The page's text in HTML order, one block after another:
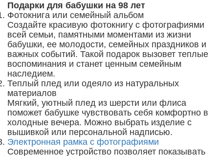
Подарки для бабушки на 98 лет
Фотокнига или семейный альбом
Создайте красивую фотокнигу с фотографиями
всей семьи, памятными моментами из жизни
бабушки, ее молодости, семейных праздников и
важных событий. Такой подарок вызовет теплые
воспоминания и станет ценным семейным
наследием.
Теплый плед или одеяло из натуральных
материалов
Мягкий, уютный плед из шерсти или флиса
поможет бабушке чувствовать себя комфортно в
холодные вечера. Можно выбрать изделие с
вышивкой или персональной надписью.
Электронная рамка с фотографиями
Современное устройство позволяет показывать